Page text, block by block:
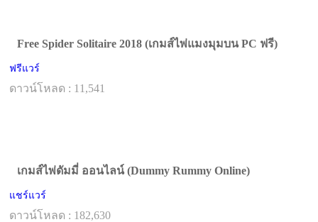
Free Spider Solitaire 2018 (เกมส์ไพ่แมงมุมบน PC ฟรี)
ฟรีแวร์
ดาวน์โหลด : 11,541
เกมส์ไพ่ดัมมี่ ออนไลน์ (Dummy Rummy Online)
แชร์แวร์
ดาวน์โหลด : 182,630